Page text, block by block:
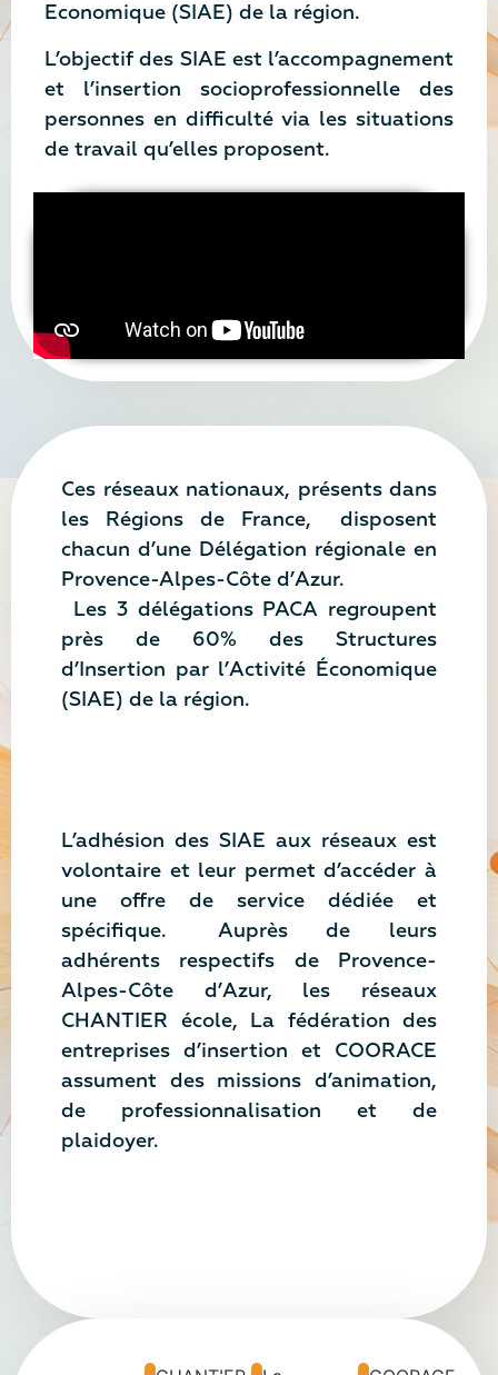
Economique (SIAE) de la région.
L’objectif des SIAE est l’accompagnement
et l’insertion socioprofessionnelle des
personnes en difficulté via les situations
de travail qu’elles proposent.
Ces réseaux nationaux, présents dans
les Régions de France, disposent
chacun d’une Délégation régionale en
Provence-Alpes-Côte d’Azur.
Les 3 délégations PACA regroupent
près de 60% des Structures
d’Insertion par l’Activité Économique
(SIAE) de la région.
L’adhésion des SIAE aux réseaux est
volontaire et leur permet d’accéder à
une offre de service dédiée et
spécifique. Auprès de leurs
adhérents respectifs de Provence-
Alpes-Côte d’Azur, les réseaux
CHANTIER école, La fédération des
entreprises d’insertion et COORACE
assument des missions d’animation,
de professionnalisation et de
plaidoyer.